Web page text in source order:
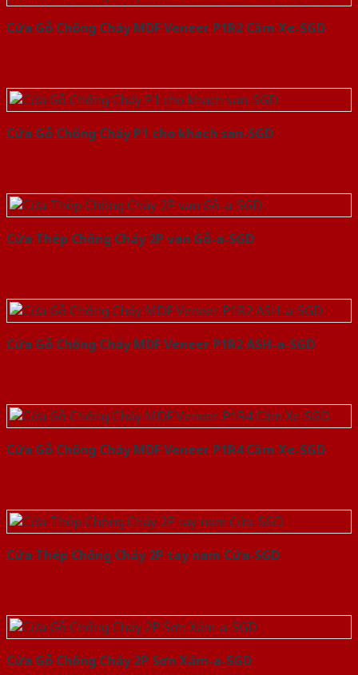
Cửa Gỗ Chống Cháy MDF Veneer P1R2 Căm Xe-SGD
Cửa Gỗ Chống Cháy P1 cho khach san-SGD
Cửa Thép Chống Cháy 2P van Gỗ-a-SGD
Cửa Gỗ Chống Cháy MDF Veneer P1R2 ASH-a-SGD
Cửa Gỗ Chống Cháy MDF Veneer P1R4 Căm Xe-SGD
Cửa Thép Chống Cháy 2P tay nam Cửa-SGD
Cửa Gỗ Chống Cháy 2P Sơn Xám-a-SGD